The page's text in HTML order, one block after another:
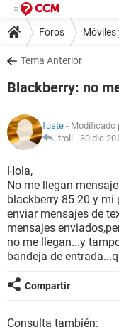
Foros
Tema Anterior
Blackberry: no
fuste - Modificado
troll - 30 dic
Hola,
No me llegan
blackberry 85 20 y mi
enviar mensajes de
mensajes
no me llegan...y
bandeja de
Compartir
Consulta también: